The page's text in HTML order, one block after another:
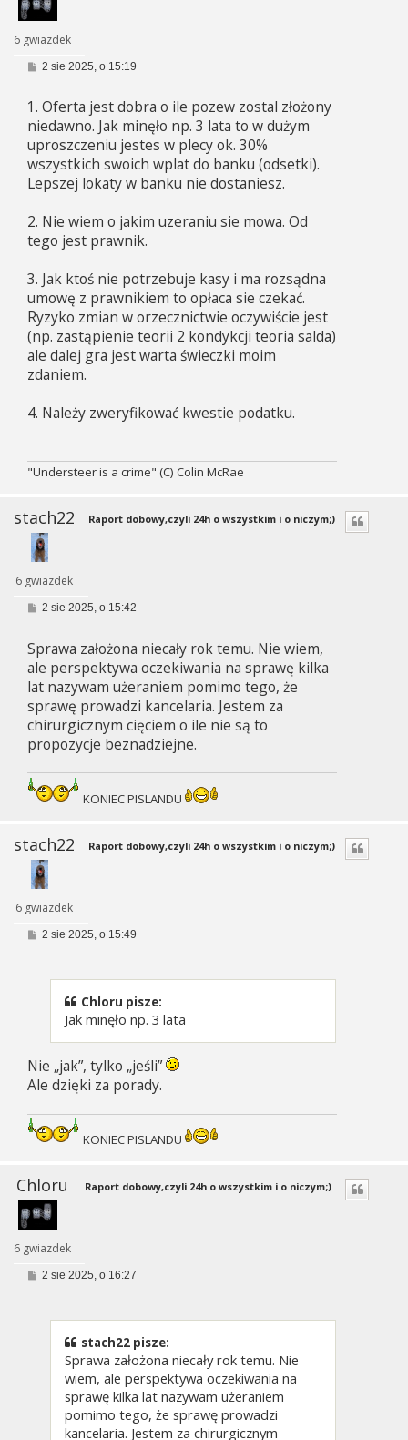
6 gwiazdek
P2 sie 2025, o 15:19
1. Oferta jest dobra o ile pozew zostal złożony
niedawno. Jak minęło np. 3 lata to w dużym
uproszczeniu jestes w plecy ok. 30%
wszystkich swoich wplat do banku (odsetki).
Lepszej lokaty w banku nie dostaniesz.
2. Nie wiem o jakim uzeraniu sie mowa. Od
tego jest prawnik.
3. Jak ktoś nie potrzebuje kasy i ma rozsądna
umowę z prawnikiem to opłaca sie czekać.
Ryzyko zmian w orzecznictwie oczywiście jest
(np. zastąpienie teorii 2 kondykcji teoria salda)
ale dalej gra jest warta świeczki moim
zdaniem.
4. Należy zweryfikować kwestie podatku.
"Understeer is a crime" (C) Colin McRae
stach22
6 gwiazdek
Raport dobowy,czyli 24h o wszystkim i o niczym;)
P
t
2 sie 2025, o 15:42
Sprawa założona niecały rok temu. Nie wiem,
ale perspektywa oczekiwania na sprawę kilka
lat nazywam użeraniem pomimo tego, że
sprawę prowadzi kancelaria. Jestem za
chirurgicznym cięciem o ile nie są to
propozycje beznadziejne.
KONIEC PISLANDU
stach22
6 gwiazdek
Raport dobowy,czyli 24h o wszystkim i o niczym;)
P2 sie 2025, o 15:49
Chloru pisze:
Jak minęło np. 3 lata
Nie „jak”, tylko „jeśli”
Ale dzięki za porady.
KONIEC PISLANDU
Chloru
6 gwiazdek
Raport dobowy,czyli 24h o wszystkim i o niczym;)
P2 sie 2025, o 16:27
stach22 pisze:
Sprawa założona niecały rok temu. Nie
wiem, ale perspektywa oczekiwania na
sprawę kilka lat nazywam użeraniem
pomimo tego, że sprawę prowadzi
kancelaria. Jestem za chirurgicznym